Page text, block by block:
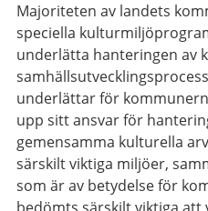
Majoriteten av landets
speciella
underlätta hanteringen av
underlättar för
upp sitt ansvar för
gemensamma kulturella
särskilt viktiga miljöer,
som är av betydelse för